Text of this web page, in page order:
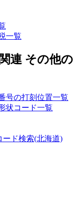
連 その他の